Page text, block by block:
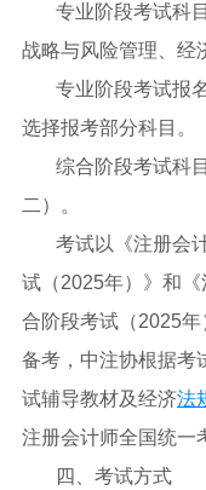
专业阶段考试科
战略与风险管理、经
专业阶段考试报
选择报考部分科目。
综合阶段考试科
二）。
考试以《注册会
试（2025年）》和
合阶段考试（2025
备考，中注协根据考
试辅导教材及经济法
注册会计师全国统一
四、考试方式